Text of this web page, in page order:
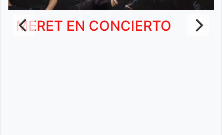
MERET EN CONCIERTO